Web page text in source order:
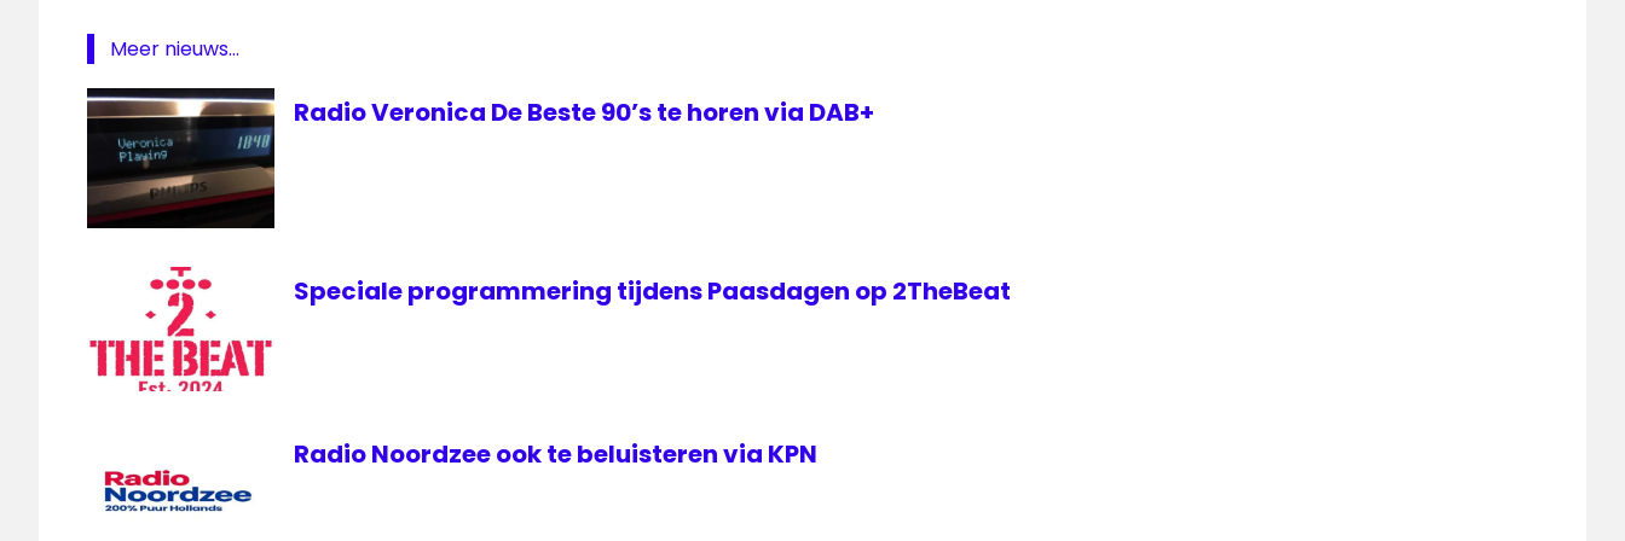
Meer nieuws...
Radio Veronica De Beste 90’s te horen via DAB+
Speciale programmering tijdens Paasdagen op 2TheBeat
Radio Noordzee ook te beluisteren via KPN